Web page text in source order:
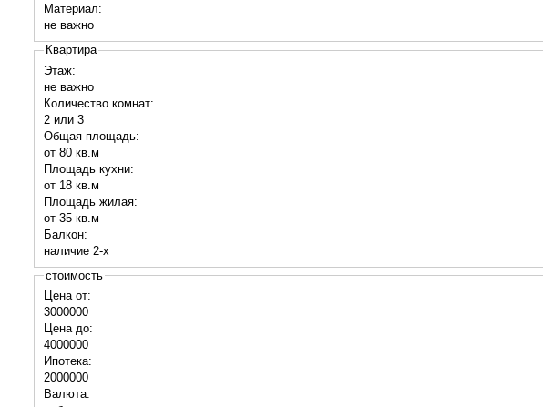
Материал:
не важно
Квартира
Этаж:
не важно
Количество комнат:
2 или 3
Общая площадь:
от 80 кв.м
Площадь кухни:
от 18 кв.м
Площадь жилая:
от 35 кв.м
Балкон:
наличие 2-х
стоимость
Цена от:
3000000
Цена до:
4000000
Ипотека:
2000000
Валюта: